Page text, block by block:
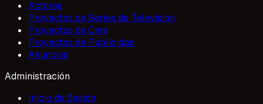
Actores
Proyectos de Series de Televisión
Proyectos de Cine
Proyectos de Publicidad
Anuncios
Administración
Inicio de Sesión